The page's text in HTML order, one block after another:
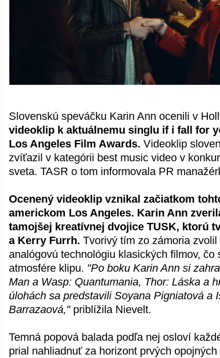
Slovenskú speváčku Karin Ann ocenili v
videoklip k aktuálnemu singlu if i fall for
Los Angeles Film Awards.Videoklip
zvíťazil v kategórii best music video v
sveta. TASR o tom informovala PR
Ocenený videoklip vznikal začiatkom
americkom Los Angeles. Karin Ann
tamojšej kreatívnej dvojice TUSK, ktorú
a Kerry Furrh. Tvorivý tím zo zámoria
analógovú technológiu klasických filmov, čo
atmosfére klipu. "Po boku Karin Ann si
Man a Wasp: Quantumania, Thor: Láska a
úlohách sa predstavili Soyana Pigniatová a
Barrazaová,"priblížila Nievelt.
Temná popová balada podľa nej osloví
prial nahliadnuť za horizont prvých